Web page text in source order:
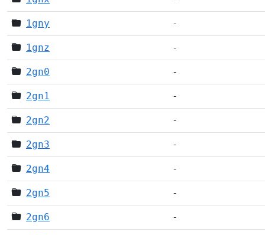
1gny -
1gnz -
2gn0 -
2gn1 -
2gn2 -
2gn3 -
2gn4 -
2gn5 -
2gn6 -